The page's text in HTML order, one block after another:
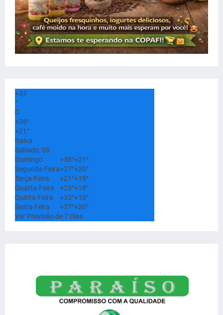
+33
°
C
+36°
+21°
Italva
Sábado, 08
Domingo
+38°+21°
Segunda-Feira+27°+20°
Terça-Feira
+21°+19°
Quarta-Feira
+23°+18°
Quinta-Feira
+33°+16°
Sexta-Feira
+37°+20°
Ver Previsão de 7 Dias